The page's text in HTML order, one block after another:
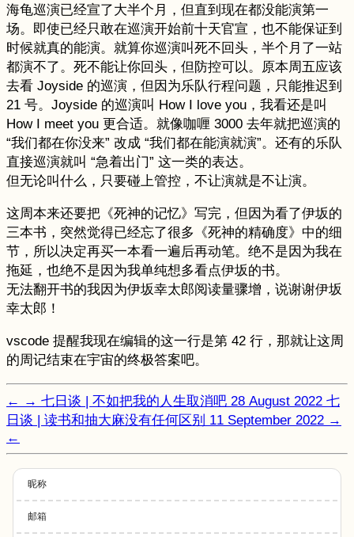
海龟巡演已经宣了大半个月，但直到现在都没能演第一
场。即使已经只敢在巡演开始前十天官宣，也不能保证到
时候就真的能演。就算你巡演叫死不回头，半个月了一站
都演不了。死不能让你回头，但防控可以。原本周五应该
去看 Joyside 的巡演，但因为乐队行程问题，只能推迟到
21 号。Joyside 的巡演叫 How I love you，我看还是叫
How I meet you 更合适。就像咖喱 3000 去年就把巡演的
“我们都在你没来” 改成 “我们都在能演就演”。还有的乐队
直接巡演就叫 “急着出门” 这一类的表达。
但无论叫什么，只要碰上管控，不让演就是不让演。
这周本来还要把《死神的记忆》写完，但因为看了伊坂的
三本书，突然觉得已经忘了很多《死神的精确度》中的细
节，所以决定再买一本看一遍后再动笔。绝不是因为我在
拖延，也绝不是因为我单纯想多看点伊坂的书。
无法翻开书的我因为伊坂幸太郎阅读量骤增，说谢谢伊坂
幸太郎！
vscode 提醒我现在编辑的这一行是第 42 行，那就让这周
的周记结束在宇宙的终极答案吧。
← → 七日谈 | 不如把我的人生取消吧 28 August 2022 七
日谈 | 读书和抽大麻没有任何区别 11 September 2022 →
←
昵称
邮箱